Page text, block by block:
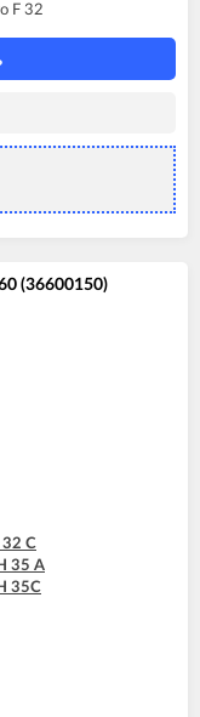
F32
F 32
(36600150)
32 C
35 A
35C